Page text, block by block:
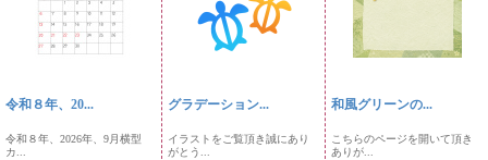
令和８年、20...
令和８年、2026年、9月横型
カ...
グラデーション...
イラストをご覧頂き誠にあり
がとう...
和風グリーンの...
こちらのページを開いて頂き
ありが...